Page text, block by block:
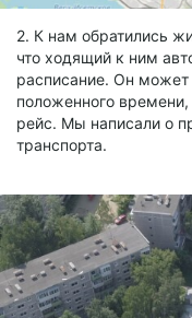
2. К нам обратились
что ходящий к ним
расписание. Он может
положенного
рейс. Мы написали о
транспорта.